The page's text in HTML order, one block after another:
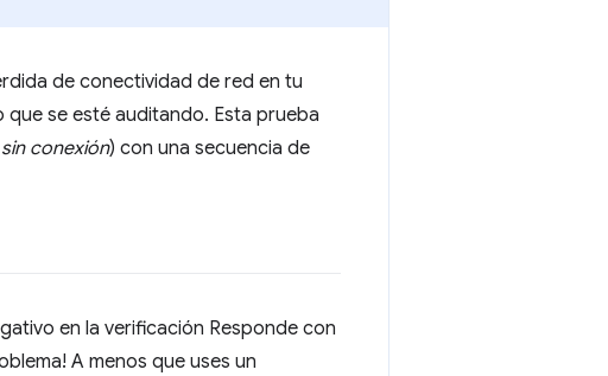
de conectividad de red en tu
se esté auditando. Esta prueba
conexión) con una secuencia de
en la verificación Responde con
A menos que uses un